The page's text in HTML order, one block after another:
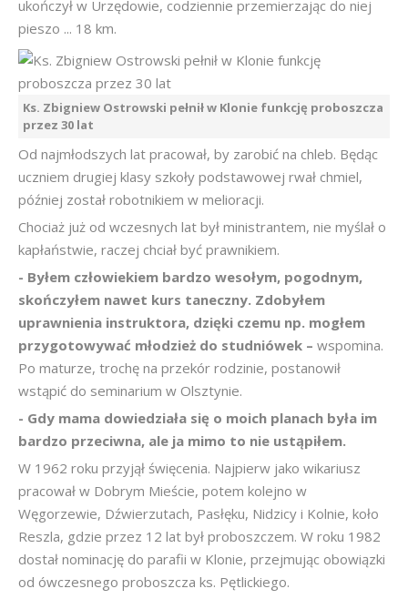
ukończył w Urzędowie, codziennie przemierzając do niej
pieszo ... 18 km.
Ks. Zbigniew Ostrowski pełnił w Klonie funkcję proboszcza
przez 30 lat
Od najmłodszych lat pracował, by zarobić na chleb. Będąc
uczniem drugiej klasy szkoły podstawowej rwał chmiel,
później został robotnikiem w melioracji.
Chociaż już od wczesnych lat był ministrantem, nie myślał o
kapłaństwie, raczej chciał być prawnikiem.
- Byłem człowiekiem bardzo wesołym, pogodnym,
skończyłem nawet kurs taneczny. Zdobyłem
uprawnienia instruktora, dzięki czemu np. mogłem
przygotowywać młodzież do studniówek – wspomina.
Po maturze, trochę na przekór rodzinie, postanowił
wstąpić do seminarium w Olsztynie.
- Gdy mama dowiedziała się o moich planach była im
bardzo przeciwna, ale ja mimo to nie ustąpiłem.
W 1962 roku przyjął święcenia. Najpierw jako wikariusz
pracował w Dobrym Mieście, potem kolejno w
Węgorzewie, Dźwierzutach, Pasłęku, Nidzicy i Kolnie, koło
Reszla, gdzie przez 12 lat był proboszczem. W roku 1982
dostał nominację do parafii w Klonie, przejmując obowiązki
od ówczesnego proboszcza ks. Pętlickiego.